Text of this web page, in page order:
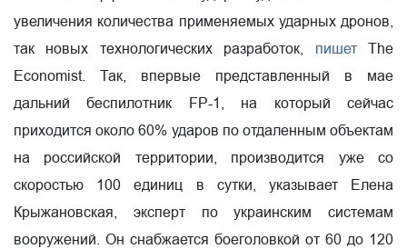
увеличения количества применяемых ударных дронов,
так новых технологических разработок, пишетThe
Economist. Так, впервые представленный в мае
дальний беспилотник FP-1, на который сейчас
приходится около 60% ударов по отдаленным объектам
на российской территории, производится уже со
скоростью 100 единиц в сутки, указывает Елена
Крыжановская, эксперт по украинским системам
вооружений. Он снабжается боеголовкой от 60 до 120